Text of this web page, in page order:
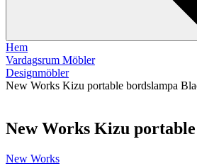
Hem
Vardagsrum Möbler
Designmöbler
New Works Kizu portable bordslampa
New Works Kizu
New Works